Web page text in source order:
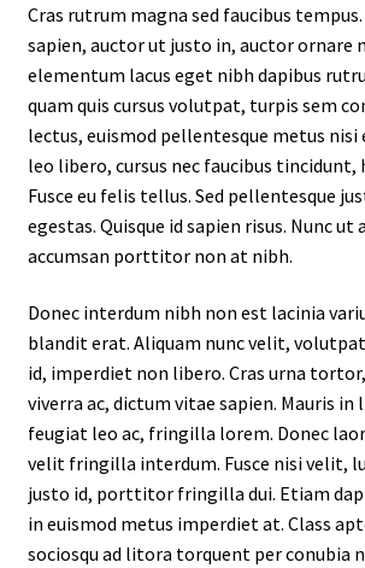
Cras rutrum magna sed faucibus
sapien, auctor ut justo in, auctor ornare
elementum lacus eget nibh dapibus
quam quis cursus volutpat, turpis sem
lectus, euismod pellentesque metus nisi
leo libero, cursus nec faucibus
Fusce eu felis tellus. Sed pellentesque
egestas. Quisque id sapien risus. Nunc ut
accumsan porttitor non at nibh.
Donec interdum nibh non est lacinia
blandit erat. Aliquam nunc velit,
id, imperdiet non libero. Cras urna
viverra ac, dictum vitae sapien. Mauris
feugiat leo ac, fringilla lorem. Donec
velit fringilla interdum. Fusce nisi velit,
justo id, porttitor fringilla dui. Etiam
in euismod metus imperdiet at. Class
sociosqu ad litora torquent per conubia